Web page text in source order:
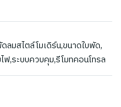
ลมสไตล์โมเดิร์น,ขนาดใบพัด,
ฟ,ระบบควบคุม,รีโมทคอนโทรล